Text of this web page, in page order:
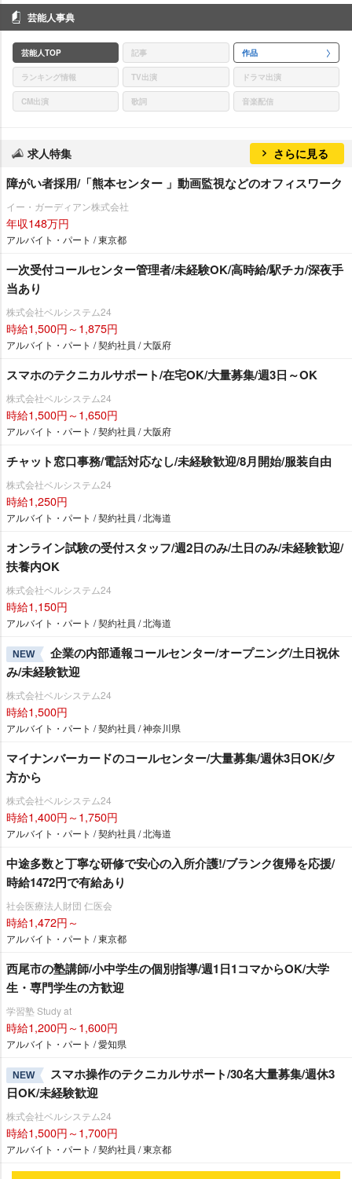
芸能人事典
芸能人TOP 記事 作品
ランキング情報 TV出演 ドラマ出演
CM出演 歌詞 音楽配信
求人特集 さらに見る
障がい者採用/「熊本センター 」動画監視などのオフィスワーク
イー・ガーディアン株式会社
年収148万円
アルバイト・パート / 東京都
一次受付コールセンター管理者/未経験OK/高時給/駅チカ/深夜手
当あり
株式会社ベルシステム24
時給1,500円～1,875円
アルバイト・パート / 契約社員 / 大阪府
スマホのテクニカルサポート/在宅OK/大量募集/週3日～OK
株式会社ベルシステム24
時給1,500円～1,650円
アルバイト・パート / 契約社員 / 大阪府
チャット窓口事務/電話対応なし/未経験歓迎/8月開始/服装自由
株式会社ベルシステム24
時給1,250円
アルバイト・パート / 契約社員 / 北海道
オンライン試験の受付スタッフ/週2日のみ/土日のみ/未経験歓迎/
扶養内OK
株式会社ベルシステム24
時給1,150円
アルバイト・パート / 契約社員 / 北海道
NEW
企業の内部通報コールセンター/オープニング/土日祝休
み/未経験歓迎
株式会社ベルシステム24
時給1,500円
アルバイト・パート / 契約社員 / 神奈川県
マイナンバーカードのコールセンター/大量募集/週休3日OK/夕
方から
株式会社ベルシステム24
時給1,400円～1,750円
アルバイト・パート / 契約社員 / 北海道
中途多数と丁寧な研修で安心の入所介護!/ブランク復帰を応援/
時給1472円で有給あり
社会医療法人財団 仁医会
時給1,472円～
アルバイト・パート / 東京都
西尾市の塾講師/小中学生の個別指導/週1日1コマからOK/大学
生・専門学生の方歓迎
学習塾 Study at
時給1,200円～1,600円
アルバイト・パート / 愛知県
NEW
スマホ操作のテクニカルサポート/30名大量募集/週休3
日OK/未経験歓迎
株式会社ベルシステム24
時給1,500円～1,700円
アルバイト・パート / 契約社員 / 東京都